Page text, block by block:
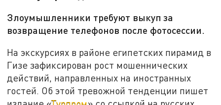
Злоумышленники требуют выкуп за
возвращение телефонов после фотосессии.
На экскурсиях в районе египетских пирамид в
Гизе зафиксирован рост мошеннических
действий, направленных на иностранных
гостей. Об этой тревожной тенденции пишет